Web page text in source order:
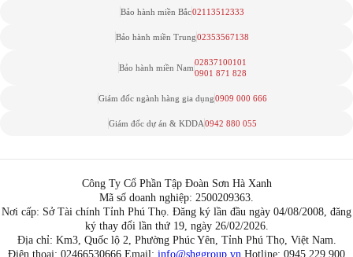
Bảo hành miền Bắc02113512333
Bảo hành miền Trung02353567138
Bảo hành miền Nam
02837100101
0901 871 828
Giám đốc ngành hàng gia dụng0909 000 666
Giám đốc dự án & KDDA0942 880 055
Công Ty Cổ Phần Tập Đoàn Sơn Hà Xanh
Mã số doanh nghiệp: 2500209363.
Nơi cấp: Sở Tài chính Tỉnh Phú Thọ. Đăng ký lần đầu ngày 04/08/2008, đăng
ký thay đổi lần thứ 19, ngày 26/02/2026.
Địa chỉ: Km3, Quốc lộ 2, Phường Phúc Yên, Tỉnh Phú Thọ, Việt Nam.
Điện thoại: 02466530666 Email: info@shggroup.vn Hotline: 0945 229 900